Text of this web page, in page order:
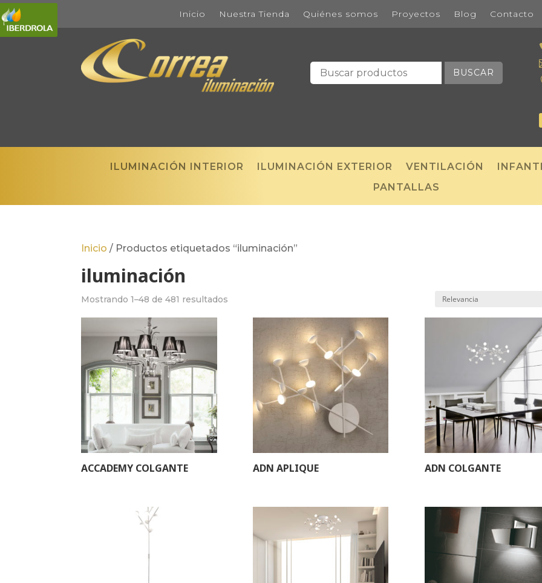
Inicio Nuestra Tienda Quiénes somos Proyectos Blog Contacto
BUSCAR
ILUMINACIÓN INTERIOR ILUMINACIÓN EXTERIOR VENTILACIÓN
PANTALLAS
Inicio / Productos etiquetados “iluminación”
iluminación
Mostrando 1–48 de 481 resultados
ACCADEMY COLGANTE ADN APLIQUE ADN COLGANTE